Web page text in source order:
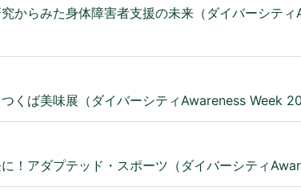
究からみた身体障害者支援の未来（ダイバーシテ
つくば美味展（ダイバーシティAwareness Week
に！アダプテッド・スポーツ（ダイバーシティ